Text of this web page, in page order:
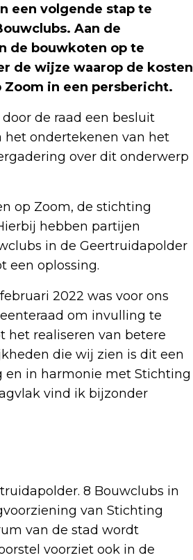
een volgende stap te
Aan de
de bouwkoten op te
de wijze waarop de kosten
in een persbericht.
de raad een besluit
het ondertekenen van het
over dit onderwerp
op Zoom, de stichting
hebben partijen
in de Geertruidapolder
een oplossing.
2022 was voor ons
om invulling te
het realiseren van betere
die wij zien is dit een
en in harmonie met Stichting
vind ik bijzonder
8 Bouwclubs in
van Stichting
van de stad wordt
voorziet ook in de